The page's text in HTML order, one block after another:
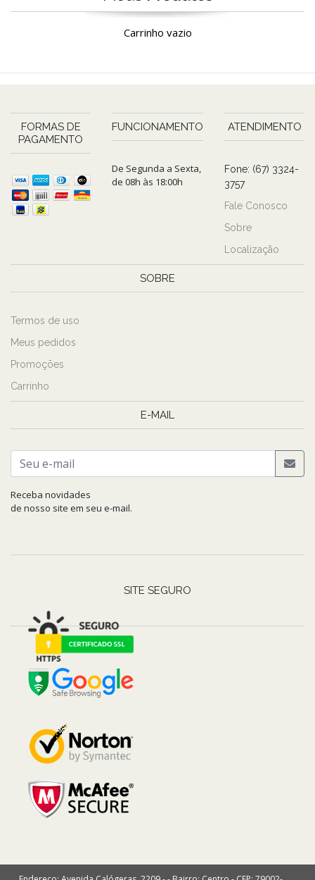
Carrinho vazio
FORMAS DE
PAGAMENTO
FUNCIONAMENTO
De Segunda a Sexta,
de 08h às 18:00h
ATENDIMENTO
Fone: (67) 3324-
3757
Fale Conosco
Sobre
Localização
SOBRE
Termos de uso
Meus pedidos
Promoções
Carrinho
E-MAIL
Receba novidades
de nosso site em seu e-mail.
SITE SEGURO